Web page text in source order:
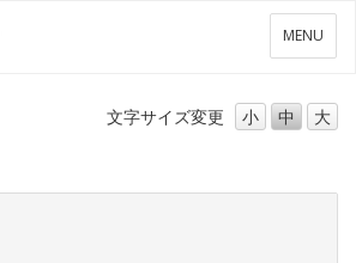
メ
ニ
ー
MENU
文字サイズ変更 小 中 大